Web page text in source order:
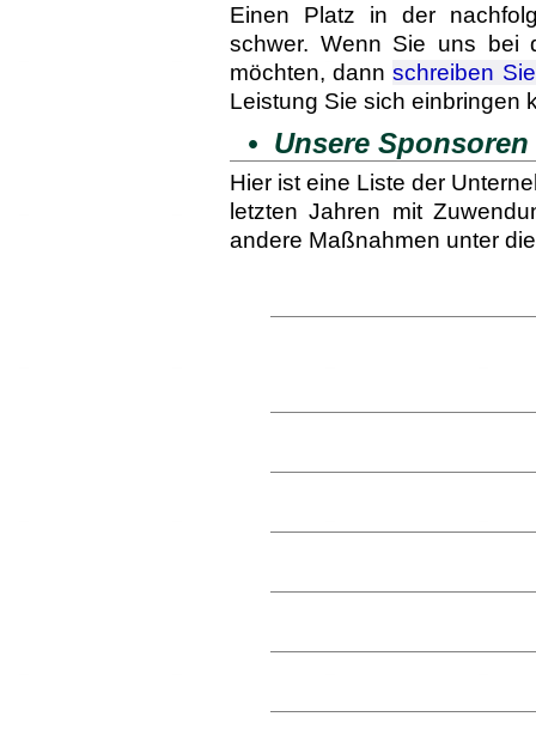
Einen Platz in der
schwer. Wenn Sie uns bei
möchten, dannschreiben
Leistung Sie sich einbringen
• Unsere
Hier ist eine Liste der
letzten Jahren mit
andere Maßnahmen unter